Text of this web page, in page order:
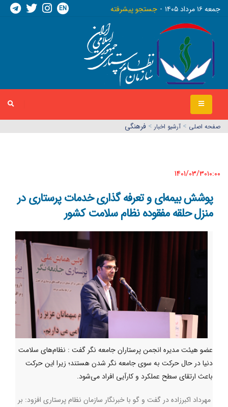
جمعه ١٦ مرداد ١٤٠٥ جستجو پیشرفته EN
صفحه اصلي > آرشیو اخبار > فرهنگی
1401/03/30١٠:٠٠
پوشش بیمه‌ای و تعرفه گذاری خدمات پرستاری در
منزل حلقه مفقوده نظام سلامت کشور
عضو هیئت مدیره انجمن پرستاران جامعه نگر گفت : نظام‌های سلامت
دنیا در حال حرکت به سوی جامعه نگر شدن هستند؛ زیرا این حرکت
باعث ارتقای سطح عملکرد و کارآیی افراد می‌شود.
مهرداد اکبرزاده در گفت و گو با خبرنگار سازمان نظام پرستاری افزود: بر